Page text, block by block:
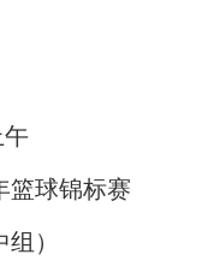
球锦标赛
）